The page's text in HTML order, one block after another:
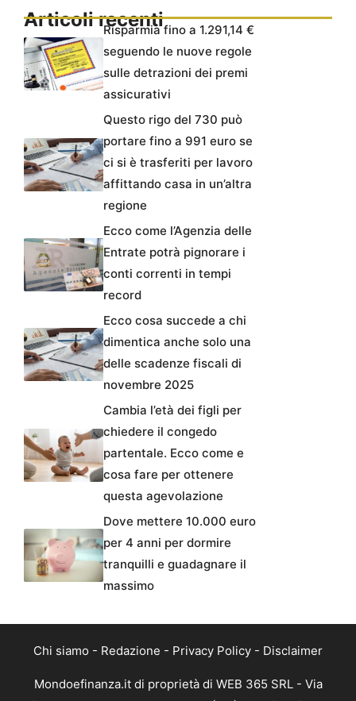
Articoli recentiRisparmia fino a 1.291,14 €
seguendo le nuove regole
sulle detrazioni dei premi
assicurativi
Questo rigo del 730 può
portare fino a 991 euro se
ci si è trasferiti per lavoro
affittando casa in un’altra
regione
Ecco come l’Agenzia delle
Entrate potrà pignorare i
conti correnti in tempi
record
Ecco cosa succede a chi
dimentica anche solo una
delle scadenze fiscali di
novembre 2025
Cambia l’età dei figli per
chiedere il congedo
partentale. Ecco come e
cosa fare per ottenere
questa agevolazione
Dove mettere 10.000 euro
per 4 anni per dormire
tranquilli e guadagnare il
massimo
Chi siamo - Redazione - Privacy Policy - Disclaimer
Mondoefinanza.it di proprietà di WEB 365 SRL - Via